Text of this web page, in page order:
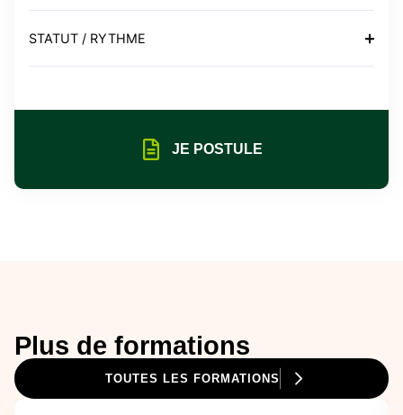
STATUT / RYTHME
JE POSTULE
Plus de formations
TOUTES LES FORMATIONS